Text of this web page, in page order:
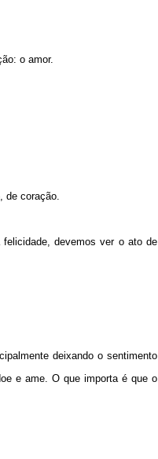
o amor.
de coração.
devemos ver o ato de
deixando o sentimento
e ame. O que importa é que o